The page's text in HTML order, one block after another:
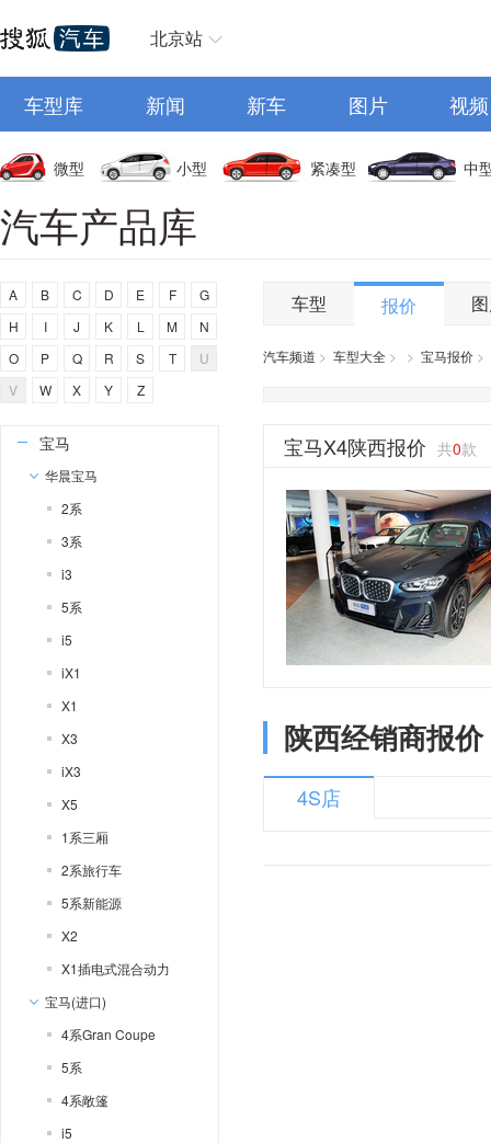
北京站
车型库 新闻 新车 图片 视频
微型 小型 紧凑型 中
汽车产品库
A B C D E F
G
H
I J K L M
N
O
P Q R S T
U
V
W X Y Z
奥迪
埃安
阿维塔
奥迪AUDI
阿尔法罗密欧
安凯客车
B
宝马
华晨宝马
2系
3系
i3
5系
i5
iX1
X1
X3
iX3
X5
1系三厢
2系旅行车
5系新能源
X2
X1插电式混合动力
宝马(进口)
4系Gran Coupe
5系
4系敞篷
i5
车型 报价
汽车频道 > 车型大全 > > 宝马报价 >
宝马X4陕西报价 共0款
陕西经销商报价
4S店